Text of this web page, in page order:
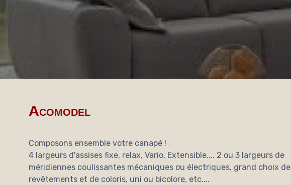
Acomodel
Composons ensemble votre canapé !
4 largeurs d'assises fixe, relax, Vario, Extensible.... 2 ou 3 largeurs de
méridiennes coulissantes mécaniques ou électriques, grand choix de
revêtements et de coloris, uni ou bicolore, etc....